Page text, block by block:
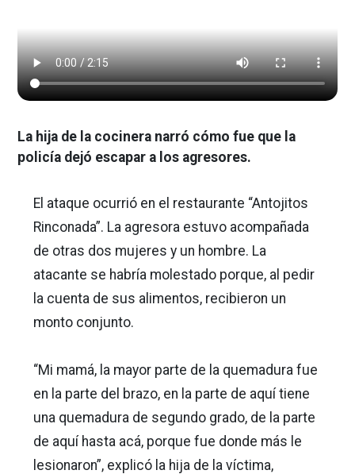
La hija de la cocinera narró cómo fue que la
policía dejó escapar a los agresores.
El ataque ocurrió en el restaurante “Antojitos
Rinconada”. La agresora estuvo acompañada
de otras dos mujeres y un hombre. La
atacante se habría molestado porque, al pedir
la cuenta de sus alimentos, recibieron un
monto conjunto.
“Mi mamá, la mayor parte de la quemadura fue
en la parte del brazo, en la parte de aquí tiene
una quemadura de segundo grado, de la parte
de aquí hasta acá, porque fue donde más le
lesionaron”, explicó la hija de la víctima,